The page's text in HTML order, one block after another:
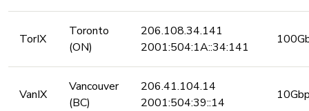
TorIX
Toronto
(ON)
206.108.34.141
2001:504:1A::34:141
VanIX
Vancouver
(BC)
206.41.104.14
2001:504:39::14